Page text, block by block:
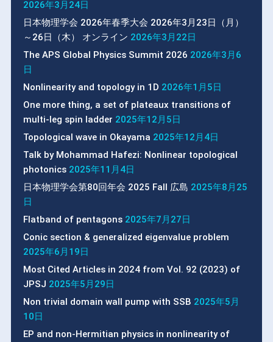
2026年3月24日
日本物理学会 2026年春季大会 2026年3月23日（月）
～26日（木） オンライン 2026年3月22日
The APS Global Physics Summit 2026 2026年3月6
日
Nonlinearity and topology in 1D 2026年1月5日
One more thing, a set of plateaux transitions of
multi-leg spin ladder 2025年12月5日
Topological wave in Okayama 2025年12月4日
Talk by Mohammad Hafezi: Nonlinear topological
photonics 2025年11月4日
日本物理学会第80回年会 2025 Fall 広島 2025年8月25
日
Flatband of pentagons 2025年7月27日
Conic section & generalized eigenvalue problem
2025年6月19日
Most Cited Articles in 2024 from Vol. 92 (2023) of
JPSJ 2025年5月29日
Non trivial domain wall pump with SSB 2025年5月
10日
EP and non-Hermitian physics in nonlinearity of